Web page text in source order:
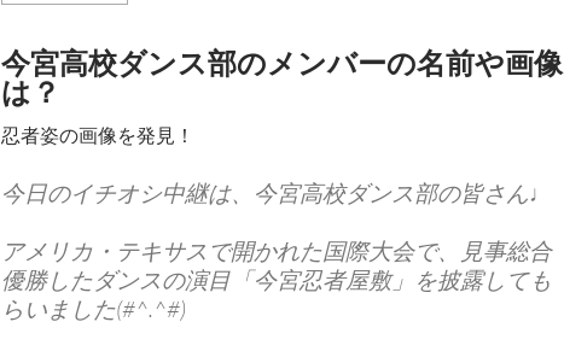
今宮高校ダンス部のメンバーの名前や画像
は？
忍者姿の画像を発見！
今日のイチオシ中継は、今宮高校ダンス部の皆さん♩
アメリカ・テキサスで開かれた国際大会で、見事総合
優勝したダンスの演目「今宮忍者屋敷」を披露しても
らいました(#^.^#)